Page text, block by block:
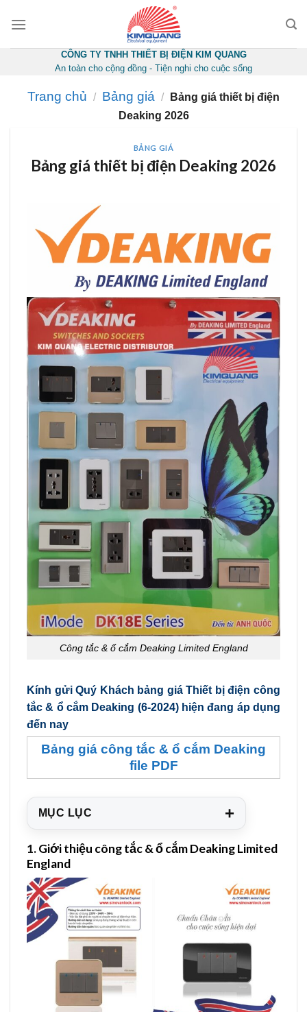
CÔNG TY TNHH THIẾT BỊ ĐIỆN KIM QUANG
An toàn cho cộng đồng - Tiện nghi cho cuộc sống
Trang chủ / Bảng giá /
Bảng giá thiết bị điện
Deaking 2026
BẢNG GIÁ
Bảng giá thiết bị điện Deaking 2026
Công tắc & ổ cắm Deaking Limited England
Kính gửi Quý Khách bảng giá Thiết bị điện công
tắc & ổ cắm Deaking (6-2024) hiện đang áp dụng
đến nay
Bảng giá công tắc & ổ cắm Deaking
file PDF
MỤC LỤC +
1.Giới thiệu công tắc & ổ cắm Deaking Limited
England